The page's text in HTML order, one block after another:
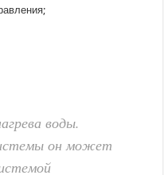
воды.
он может